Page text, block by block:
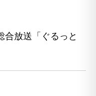
合放送「ぐるっと